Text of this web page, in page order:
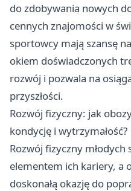
do zdobywania nowych
cennych znajomości w
sportowcy mają szansę
okiem doświadczonych
rozwój i pozwala na
przyszłości.
Rozwój fizyczny: jak
kondycję i wytrzymałość?
Rozwój fizyczny
elementem ich kariery, a
doskonałą okazję do